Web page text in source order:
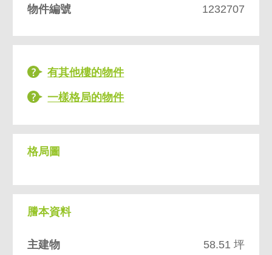
物件編號 1232707
有其他樓的物件
一樣格局的物件
格局圖
謄本資料
主建物 58.51 坪